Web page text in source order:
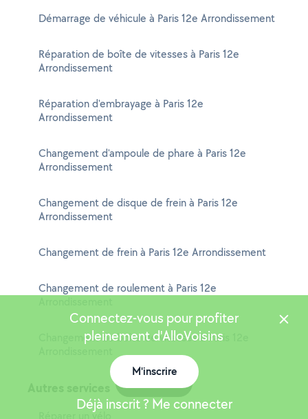
Démarrage de véhicule à Paris 12e Arrondissement
Réparation de boîte de vitesses à Paris 12e
Arrondissement
Réparation d'embrayage à Paris 12e
Arrondissement
Changement d'ampoule de phare à Paris 12e
Arrondissement
Changement de disque de frein à Paris 12e
Arrondissement
Changement de frein à Paris 12e Arrondissement
Changement de roulement à Paris 12e
Changement de boîte de vitesses à Paris 12e
Réparer un vélo
Connectez-vous pour profiter
pleinement d'AlloVoisins
M'inscrire
Déjà inscrit ? Me connecter